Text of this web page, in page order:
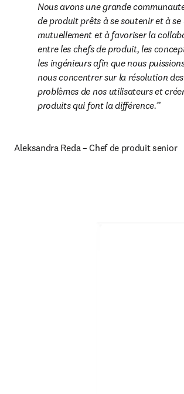
Nous avons une grande
de produit prêts à se soutenir et à se
mutuellement et à favoriser la
entre les chefs de produit, les
les ingénieurs afin que nous
nous concentrer sur la résolution des
problèmes de nos utilisateurs et
produits qui font la différence.
Aleksandra Reda – Chef de produit senior